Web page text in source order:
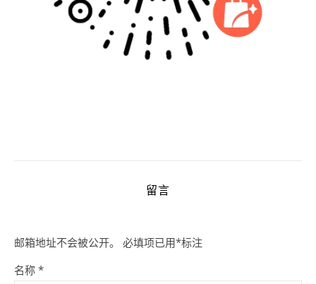
留言
邮箱地址不会被公开。 必填项已用*标注
名称 *